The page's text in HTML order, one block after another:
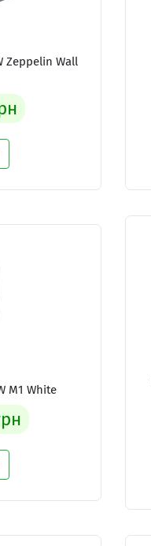
Zeppelin Wall
M1 White